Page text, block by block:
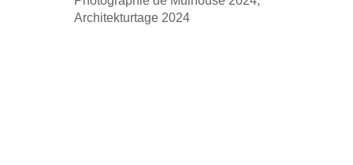
Architekturtage 2024